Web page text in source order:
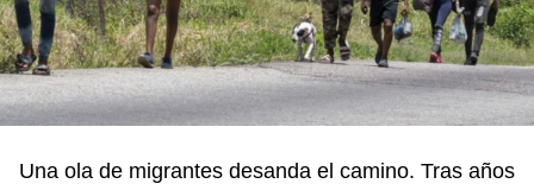
Una ola de migrantes desanda el camino. Tras años